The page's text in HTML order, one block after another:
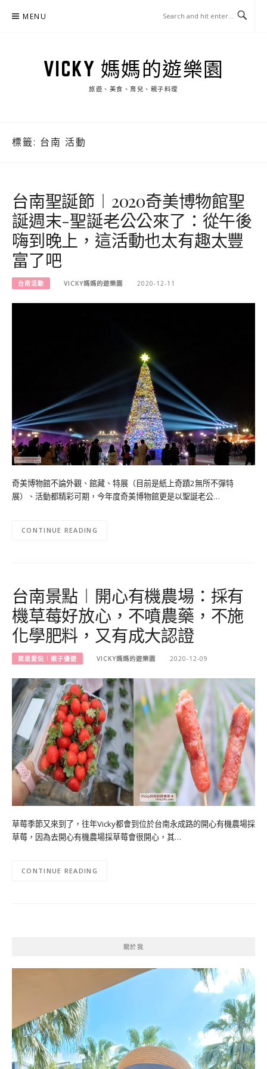
MENU
VICKY 媽媽的遊樂園
旅遊、美食、育兒、親子料理
標籤: 台南 活動
台南聖誕節︱2020奇美博物館聖
誕週末-聖誕老公公來了：從午後
嗨到晚上，這活動也太有趣太豐
富了吧
台南活動 VICKY媽媽的遊樂園 2020-12-11
奇美博物館不論外觀、館藏、特展（目前是紙上奇蹟2無所不彈特
展）、活動都精彩可期，今年度奇美博物館更是以聖誕老公…
CONTINUE READING
台南景點︱開心有機農場：採有
機草莓好放心，不噴農藥，不施
化學肥料，又有成大認證
就是愛玩︱親子優遊 VICKY媽媽的遊樂園 2020-12-09
草莓季節又來到了，往年Vicky都會到位於台南永成路的開心有機農場採
草莓，因為去開心有機農場採草莓會很開心，其…
CONTINUE READING
關於我